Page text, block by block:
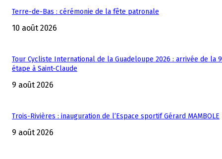
Terre-de-Bas : cérémonie de la fête patronale
10 août 2026
Tour Cycliste International de la Guadeloupe 2026 : arrivée de la
étape à Saint-Claude
9 août 2026
Trois-Rivières : inauguration de l’Espace sportif Gérard MAMBOLE
9 août 2026